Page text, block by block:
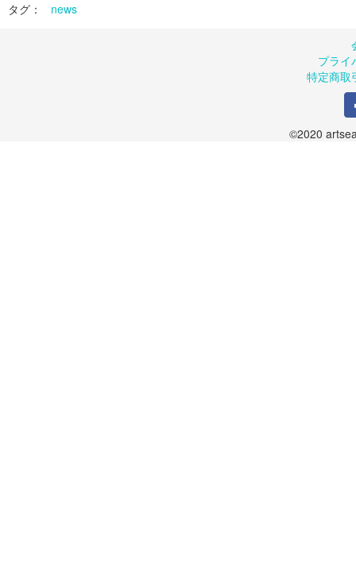
タグ： news
プライ
特定商取
©2020